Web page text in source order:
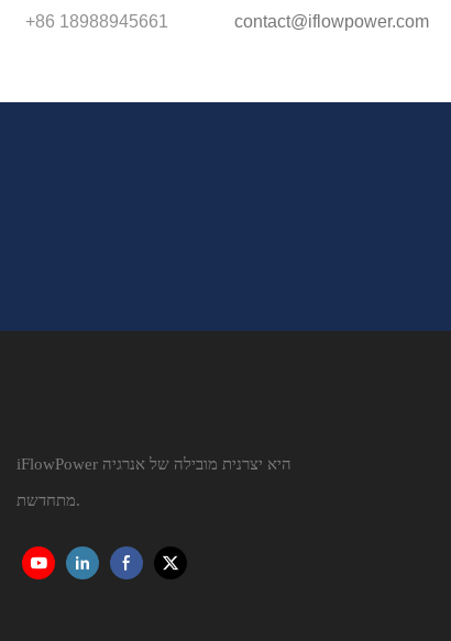
+86 18988945661 contact@iflowpower.com
iFlowPower היא יצרנית מובילה של אנרגיה
מתחדשת.